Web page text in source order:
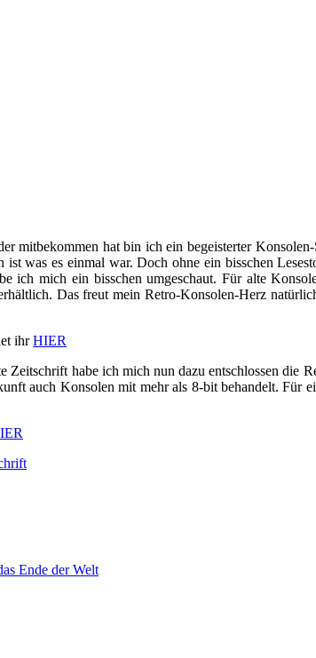
mitbekommen hat bin ich ein begeisterter
was es einmal war. Doch ohne ein bisschen
ich mich ein bisschen umgeschaut. Für alte
Das freut mein Retro-Konsolen-Herz
ihrHIER
Zeitschrift habe ich mich nun dazu entschlossen die
auch Konsolen mit mehr als 8-bit behandelt. Für
Ende der Welt